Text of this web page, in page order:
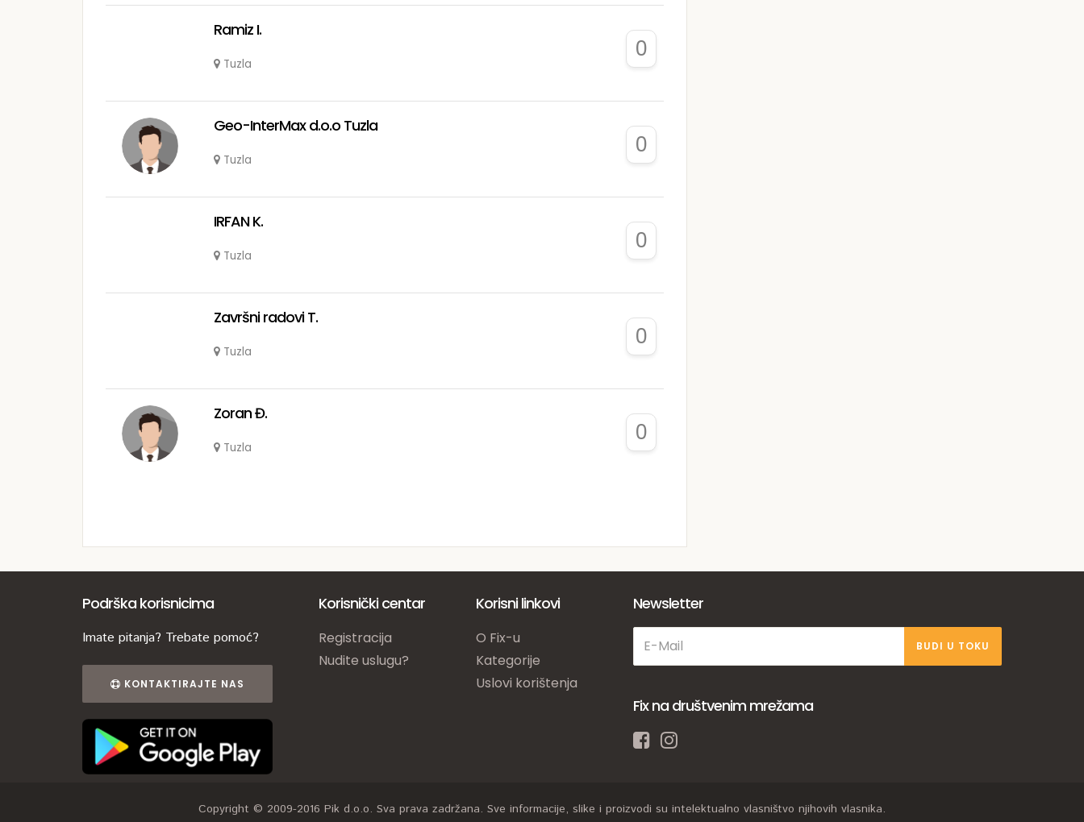
Ramiz I.
Tuzla
0
Geo-InterMax d.o.o Tuzla
Tuzla
0
IRFAN K.
Tuzla
0
Završni radovi T.
Tuzla
0
Zoran Đ.
Tuzla
0
Podrška korisnicima
Imate pitanja? Trebate pomoć?
KONTAKTIRAJTE NAS
Korisnički centar
Registracija
Nudite uslugu?
Korisni linkovi
O Fix-u
Kategorije
Uslovi korištenja
Newsletter
BUDI U TOKU
Fix na društvenim mrežama
Copyright © 2009-2016 Pik d.o.o. Sva prava zadržana. Sve informacije, slike i proizvodi su intelektualno vlasništvo njihovih vlasnika.